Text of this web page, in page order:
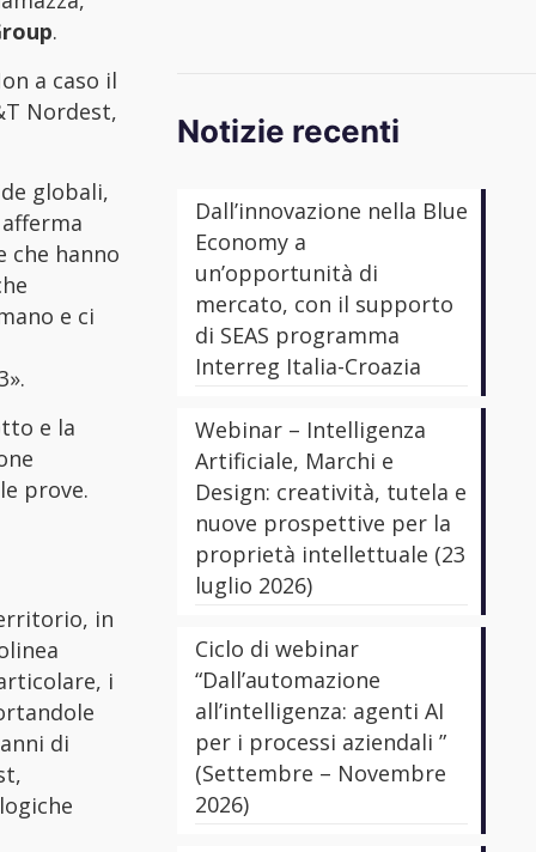
.
a caso il
Nordest,
globali,
che hanno
e ci
e la
prove.
in
i
di
Notizie recenti
Dall’innovazione nella Blue
Economy a
un’opportunità di
mercato, con il supporto
di SEAS programma
Interreg Italia-Croazia
Webinar – Intelligenza
Artificiale, Marchi e
Design: creatività, tutela e
nuove prospettive per la
proprietà intellettuale (23
luglio 2026)
Ciclo di webinar
“Dall’automazione
all’intelligenza: agenti AI
per i processi aziendali ”
(Settembre – Novembre
2026)